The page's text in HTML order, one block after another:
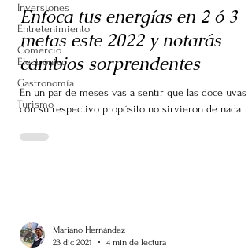
Inversiones
Entretenimiento
Comercio
Electrónico
Gastronomía
Turismo
Enfoca tus energías en 2 ó 3
metas este 2022 y notarás
cambios sorprendentes
En un par de meses vas a sentir que las doce uvas
con su respectivo propósito no sirvieron de nada
Mariano Hernández
23 dic 2021
4 min de lectura